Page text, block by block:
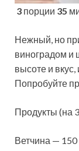
3 порции 35
Нежный, но
виноградом и
высоте и вкус,
Попробуйте
Продукты (на
Ветчина — 150